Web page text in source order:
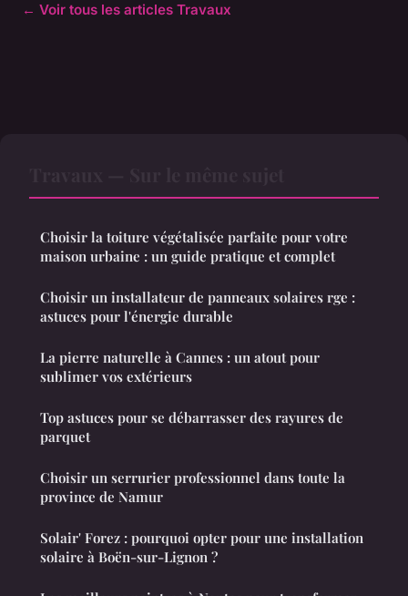
← Voir tous les articles Travaux
Choisir la toiture végétalisée parfaite pour votre
maison urbaine : un guide pratique et complet
Choisir un installateur de panneaux solaires rge :
astuces pour l'énergie durable
La pierre naturelle à Cannes : un atout pour
sublimer vos extérieurs
Top astuces pour se débarrasser des rayures de
parquet
Choisir un serrurier professionnel dans toute la
province de Namur
Solair' Forez : pourquoi opter pour une installation
solaire à Boën-sur-Lignon ?